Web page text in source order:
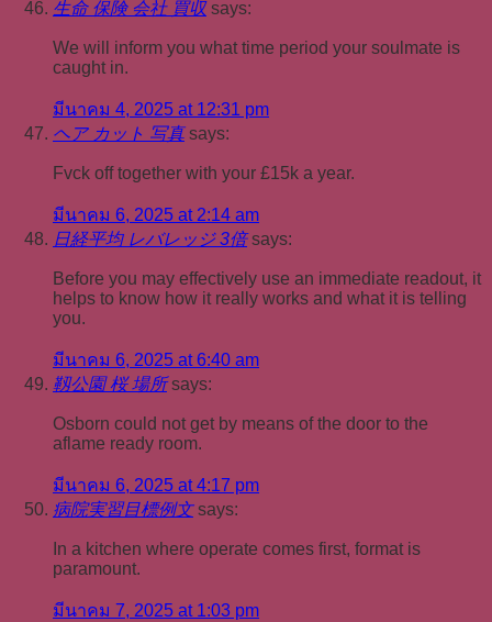
生命 保険 会社 買収 says:
We will inform you what time period your soulmate is
caught in.
มีนาคม 4, 2025 at 12:31 pm
ヘア カット 写真 says:
Fvck off together with your £15k a year.
มีนาคม 6, 2025 at 2:14 am
日経平均 レバレッジ 3倍 says:
Before you may effectively use an immediate readout, it
helps to know how it really works and what it is telling
you.
มีนาคม 6, 2025 at 6:40 am
靱公園 桜 場所 says:
Osborn could not get by means of the door to the
aflame ready room.
มีนาคม 6, 2025 at 4:17 pm
病院実習目標例文 says:
In a kitchen where operate comes first, format is
paramount.
มีนาคม 7, 2025 at 1:03 pm